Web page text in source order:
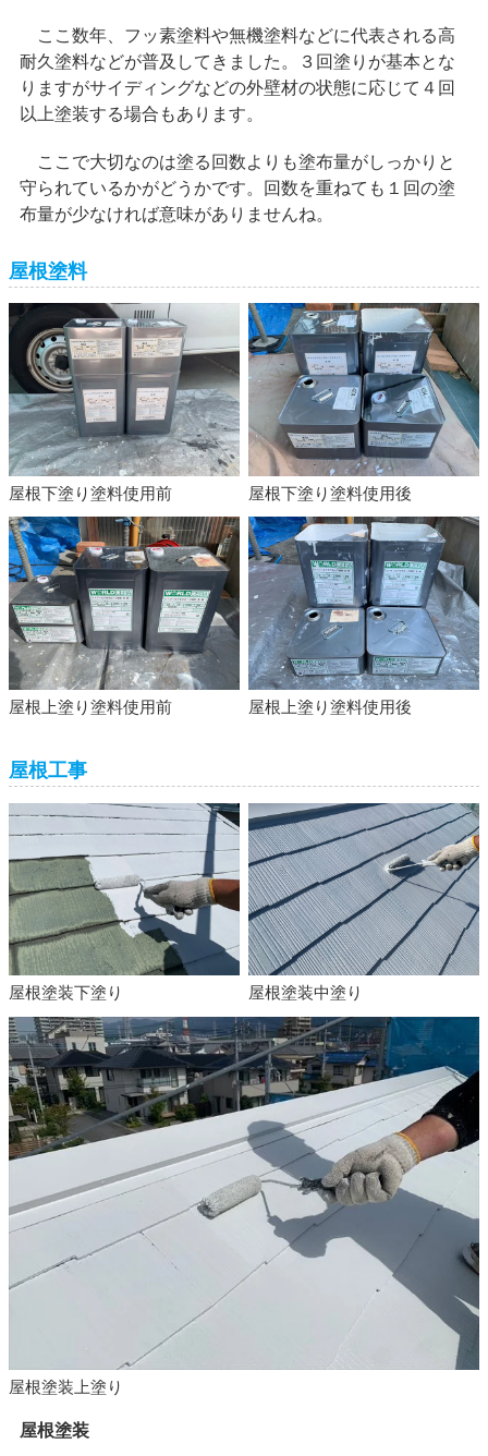
ここ数年、フッ素塗料や無機塗料などに代表される高
耐久塗料などが普及してきました。３回塗りが基本とな
りますがサイディングなどの外壁材の状態に応じて４回
以上塗装する場合もあります。
ここで大切なのは塗る回数よりも塗布量がしっかりと
守られているかがどうかです。回数を重ねても１回の塗
布量が少なければ意味がありませんね。
屋根塗料
屋根下塗り塗料使用前 屋根下塗り塗料使用後
屋根上塗り塗料使用前 屋根上塗り塗料使用後
屋根工事
屋根塗装下塗り 屋根塗装中塗り
屋根塗装上塗り
屋根塗装